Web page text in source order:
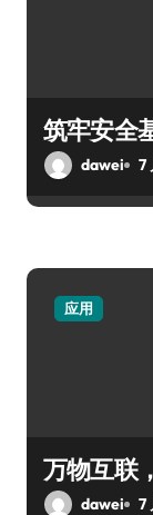
筑牢安全
dawei 7
应用
万物互联
dawei 7